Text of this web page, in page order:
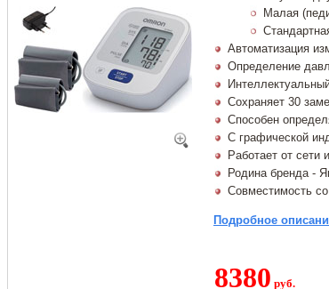
Малая
Автоматизация
Определение
Сохраняет 30
Способен
С графической
Работает от сети
Родина бренда -
Совместимость
Подробное
8380 руб.